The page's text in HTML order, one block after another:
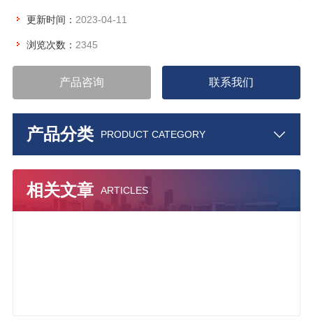
前，请卸下放水口。
更新时间： 2023-04-11
浏览次数： 2345
产品咨询 联系我们
产品分类 PRODUCT CATEGORY
相关文章 ARTICLES